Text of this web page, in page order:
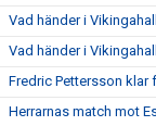
Vad händer i
Vad händer i
Fredric Pettersson klar
Herrarnas match mot